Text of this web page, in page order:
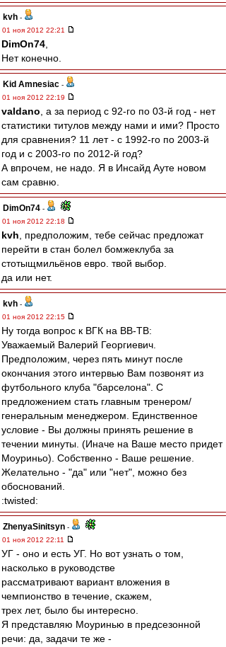
kvh -
01 ноя 2012 22:21
DimOn74
Нет конечно.
Kid Amnesiac -
01 ноя 2012 22:19
valdano , а за период с 92-го по 03-й год - нет
статистики титулов между нами и ими? Просто
для сравнения? 11 лет - с 1992-го по 2003-й
год и с 2003-го по 2012-й год?
А впрочем, не надо. Я в Инсайд Ауте новом
сам сравню.
DimOn74 -
01 ноя 2012 22:18
kvh , предположим, тебе сейчас предложат
перейти в стан болел бомжеклуба за
стотыщмильёнов евро. твой выбор.
да или нет.
kvh -
01 ноя 2012 22:15
Ну тогда вопрос к ВГК на ВВ-ТВ:
Уважаемый Валерий Георгиевич.
Предположим, через пять минут после
окончания этого интервью Вам позвонят из
футбольного клуба "барселона". С
предложением стать главным тренером/
генеральным менеджером. Единственное
условие - Вы должны принять решение в
течении минуты. (Иначе на Ваше место придет
Моуриньо). Собственно - Ваше решение.
Желательно - "да" или "нет", можно без
обоснований.
:twisted:
ZhenyaSinitsyn -
01 ноя 2012 22:11
УГ - оно и есть УГ. Но вот узнать о том,
насколько в руководстве
рассматривают вариант вложения в
чемпионство в течение, скажем,
трех лет, было бы интересно.
Я представляю Моуринью в предсезонной
речи: да, задачи те же -